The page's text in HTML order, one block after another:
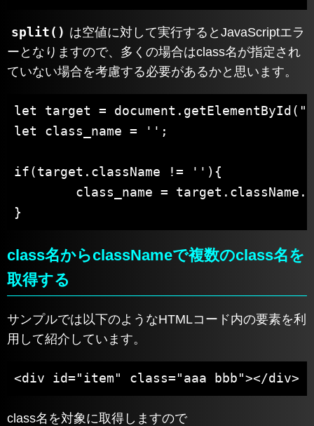
split() は空値に対して実行するとJavaScriptエラ
ーとなりますので、多くの場合はclass名が指定され
ていない場合を考慮する必要があるかと思います。
let target =
let class_name = '';
if(target.className != ''){
}
class名からclassNameで複数のclass名を
取得する
サンプルでは以下のようなHTMLコード内の要素を利
用して紹介しています。
<div id="item" class="aaa bbb"></div>
class名を対象に取得しますので